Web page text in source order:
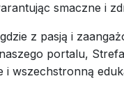
smaczne i
z pasją i
portalu,